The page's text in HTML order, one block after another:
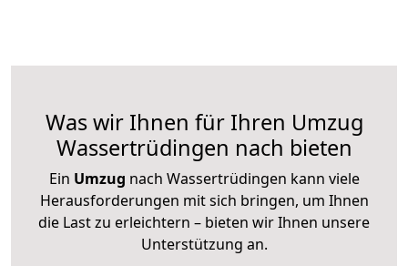
Was wir Ihnen für Ihren Umzug
Wassertrüdingen nach bieten
Ein Umzug nach Wassertrüdingen kann viele
Herausforderungen mit sich bringen, um Ihnen
die Last zu erleichtern – bieten wir Ihnen unsere
Unterstützung an.